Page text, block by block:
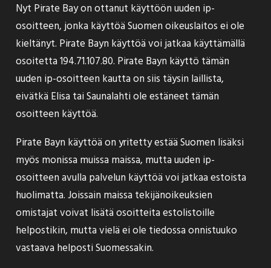
Nyt Pirate Bay onottanut käyttöönuuden ip-
osoitteen, jonka käyttöä Suomen oikeuslaitos ei ole
kieltänyt. Pirate Bayn käyttöä voi jatkaa käyttämällä
osoitetta194.71.107.80. Pirate Bayn käyttö tämän
uuden ip-osoitteen kautta on siis täysin laillista,
eivätkä Elisa tai Saunalahti ole estäneet tämän
osoitteen käyttöä.
Pirate Bayn käyttöä on yritetty estää Suomen lisäksi
myös monissa muissa maissa, mutta uuden ip-
osoitteen avulla palvelun käyttöä voi jatkaa estoista
huolimatta. Joissain maissa tekijänoikeuksien
omistajat voivat lisätä osoitteita estolistoille
helpostikin, mutta vielä ei ole tiedossa onnistuuko
vastaava helposti Suomessakin.